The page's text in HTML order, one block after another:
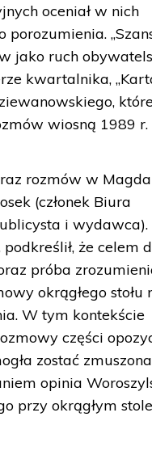
oceniał w nich
jako ruch
kwartalnika,
wiosną 1989 r.
rozmów w
(członek Biura
i wydawca).
że celem
próba
okrągłego stołu
W tym kontekście
części
zostać
opinia
przy okrągłym stole